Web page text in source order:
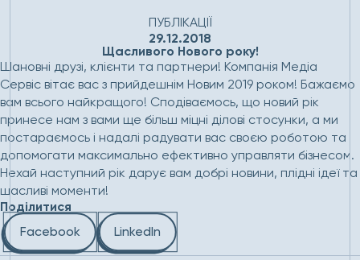
Щасливого Нового року!
ПУБЛІКАЦІЇ
29.12.2018
Поділитися
Facebook
LinkedIn
Шановні друзі, клієнти та партнери! Компанія Медіа
Сервіс вітає вас з прийдешнім Новим 2019 роком! Бажаємо
вам всього найкращого! Сподіваємось, що новий рік
принесе нам з вами ще більш міцні ділові стосунки, а ми
постараємось і надалі радувати вас своєю роботою та
допомогати максимально ефективно управляти бізнесом.
Нехай наступний рік дарує вам добрі новини, плідні ідеї та
щасливі моменти!